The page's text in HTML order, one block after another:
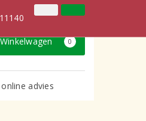
Klantenservice
Winkelwagen 0
advies